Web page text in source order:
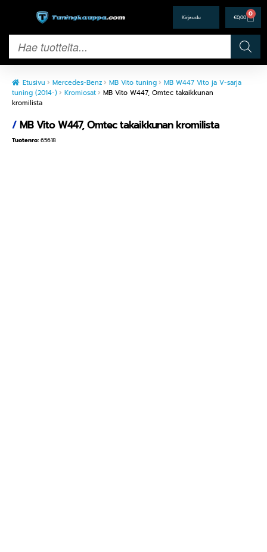
€0,00 0
Etusivu Mercedes-Benz MB Vito tuning
MB W447 Vito ja V-sarja
tuning (2014-)
Kromiosat
MB Vito W447, Omtec takaikkunan
kromilista
/MB Vito W447, Omtec takaikkunan kromilista
Tuotenro: 65618